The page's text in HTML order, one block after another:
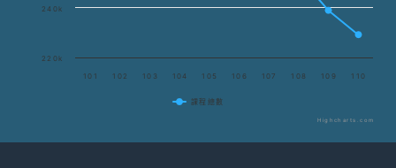
課程總數
101 102 103 104 105 106 107 108 109 110
220k
240k
Highcharts.com